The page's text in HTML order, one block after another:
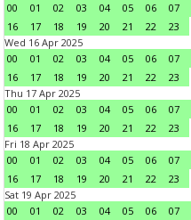
00
01 02 03 04 05 06 07
16
17 18 19 20 21 22
23
Wed 16 Apr 2025
00
01 02 03 04 05 06 07
16
17 18 19 20 21 22
23
Thu 17 Apr 2025
00
01 02 03 04 05 06 07
16
17 18 19 20 21 22
23
Fri 18 Apr 2025
00
01 02 03 04 05 06 07
16
17 18 19 20 21 22
23
Sat 19 Apr 2025
00
01 02 03 04 05 06 07